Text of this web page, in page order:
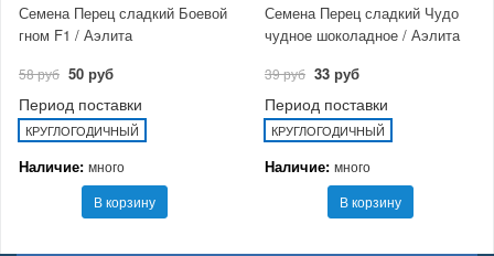
Семена Перец сладкий Боевой
гном F1 / Аэлита
58 руб 50 руб
Период поставки
КРУГЛОГОДИЧНЫЙ
Наличие: много
В корзину
Семена Перец сладкий Чудо
чудное шоколадное / Аэлита
39 руб 33 руб
Период поставки
КРУГЛОГОДИЧНЫЙ
Наличие: много
В корзину